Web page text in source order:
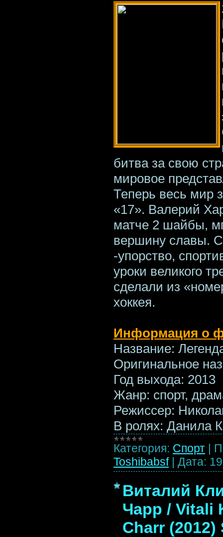
битва за свою
мировое
Теперь весь мир
«17». Валерий
матче 2 шайбы,
вершину славы.
-упорство,
уроки великого
сделали из
хоккея.
Информация о
Название:
Оригинальное
Год выхода: 2013
Жанр: спорт,
Режиссер:
В ролях: Данила
Категория: Спорт |
Toshibabsf | Дата:
Виталий
Чарр / Vitali
Charr (2012)